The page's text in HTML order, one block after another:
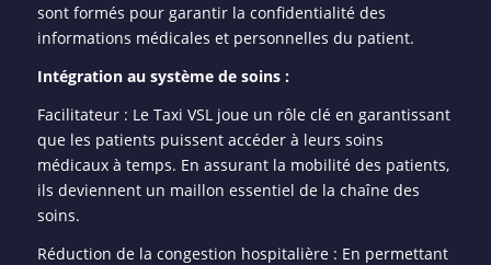
sont formés pour garantir la confidentialité des
informations médicales et personnelles du patient.
Intégration au système de soins :
Facilitateur : Le Taxi VSL joue un rôle clé en garantissant
que les patients puissent accéder à leurs soins
médicaux à temps. En assurant la mobilité des patients,
ils deviennent un maillon essentiel de la chaîne des
soins.
Réduction de la congestion hospitalière : En permettant